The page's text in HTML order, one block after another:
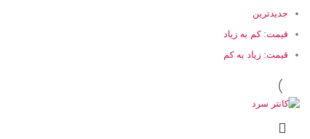
جدیدترین
قیمت: کم به زیاد
قیمت: زیاد به کم